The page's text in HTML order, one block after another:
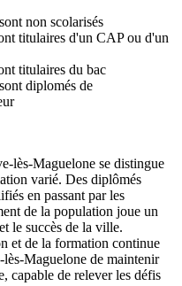
non scolarisés
titulaires d'un CAP ou d'un
titulaires du bac
diplomés de
lès-Maguelone se distingue
varié. Des diplômés
en passant par les
de la population joue un
le succès de la ville.
et de la formation continue
Maguelone de maintenir
capable de relever les défis